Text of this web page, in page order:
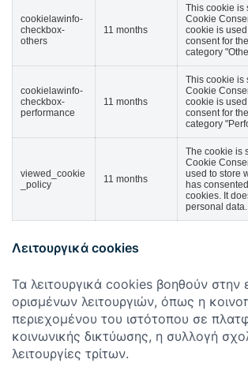
cookielawinfo-
checkbox-
others
11 months
This cookie is
Cookie
cookie is
consent for
category
cookielawinfo-
checkbox-
performance
11 months
This cookie is
Cookie
cookie is
consent for
category
viewed_cookie
_policy
11 months
The cookie is
Cookie
used to store
has
cookies. It
personal data.
Λειτουργικά cookies
Τα λειτουργικά cookies βοηθούν στην
ορισμένων λειτουργιών, όπως η
περιεχομένου του ιστότοπου σε
κοινωνικής δικτύωσης, η συλλογή
λειτουργίες τρίτων.